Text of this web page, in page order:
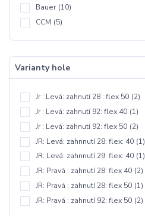
Bauer (10)
CCM (5)
Varianty hole
Jr : Levá: zahnutí 28 : flex 50 (2)
Jr : Levá: zahnutí 92: flex 40 (1)
Jr : Levá: zahnutí 92: flex 50 (2)
JR: Levá: zahnnutí 28: flex: 40 (1)
JR: Levá: zahnnutí 29: flex: 40 (1)
JR: Pravá : zahnutí 28: flex 40 (2)
JR: Pravá : zahnutí 28: flex 50 (1)
JR: Pravá : zahnutí 92: flex 50 (2)